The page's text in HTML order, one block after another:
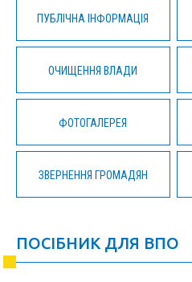
ПУБЛІЧНА ІНФОРМАЦІЯ
ОЧИЩЕННЯ ВЛАДИ
ФОТОГАЛЕРЕЯ
ЗВЕРНЕННЯ ГРОМАДЯН
ПОСІБНИК ДЛЯ ВПО